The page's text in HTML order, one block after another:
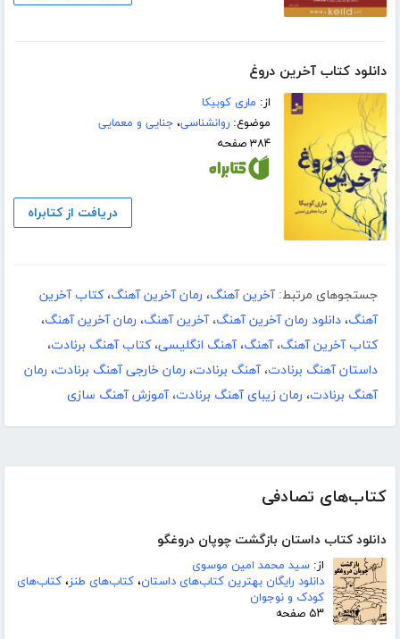
کتاب‌های تصادفی
دانلود کتاب داستان بازگشت چوپان دروغگو
از: سید محمد امین موسوی
دانلود رایگان بهترین کتاب‌های داستان، کتاب‌های طنز، کتاب‌های
کودک و نوجوان
۵۳ صفحه
دانلود کتاب آخرین دروغ
از: ماری کوبیکا
موضوع:روانشناسی،جنایی و معمایی
۳۸۴ صفحه
دریافت از کتابراه
جستجوهای مرتبط: آخرین آهنگ، رمان آخرین آهنگ،کتاب آخرین
آهنگ، دانلود رمان آخرین آهنگ،آخرین آهنگ، رمان آخرین آهنگ،
کتاب آخرین آهنگ،آهنگ،آهنگ انگلیسی،کتاب آهنگ برنادت،
داستان آهنگ برنادت،آهنگ برنادت، رمان خارجی آهنگ برنادت، رمان
آهنگ برنادت، رمان زیبای آهنگ برنادت،آموزش آهنگ سازی